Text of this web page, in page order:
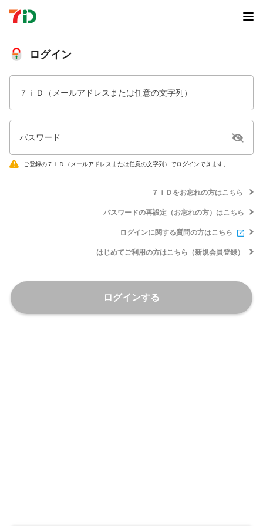
ログイン
７ｉＤ（メールアドレスまたは任意の文字列）
パスワード
ご登録の７ｉＤ（メールアドレスまたは任意の文字列）でログインできます。
７ｉＤをお忘れの方はこちら
パスワードの再設定（お忘れの方）はこちら
ログインに関する質問の方はこちら
はじめてご利用の方はこちら（新規会員登録）
ログインする